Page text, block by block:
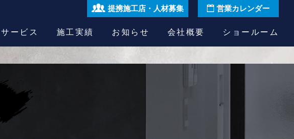
提携施工店・人材募集 営業カレンダー
サービス 施工実績 お知らせ 会社概要 ショールーム